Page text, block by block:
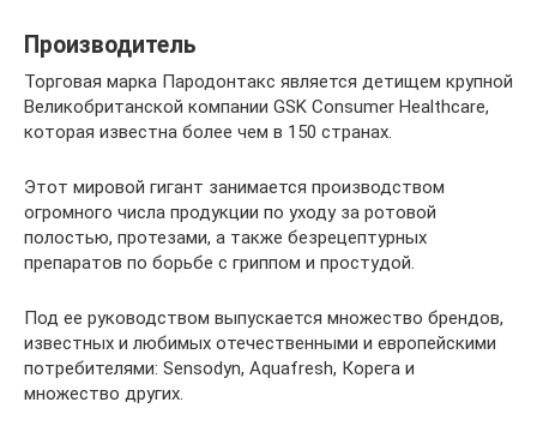
Производитель
Торговая марка Пародонтакс является детищем крупной
Великобританской компании GSK Consumer Healthcare,
которая известна более чем в 150 странах.
Этот мировой гигант занимается производством
огромного числа продукции по уходу за ротовой
полостью, протезами, а также безрецептурных
препаратов по борьбе с гриппом и простудой.
Под ее руководством выпускается множество брендов,
известных и любимых отечественными и европейскими
потребителями: Sensodyn, Aquafresh, Корега и
множество других.